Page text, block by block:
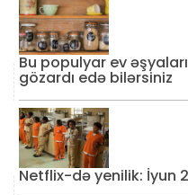
Bu populyar ev
gözardı edə bilərsiniz
Netflix-də yenilik: İyun